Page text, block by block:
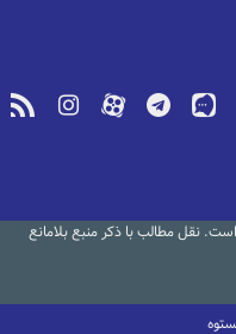
نقل مطالب با ذکر منبع بلامانع